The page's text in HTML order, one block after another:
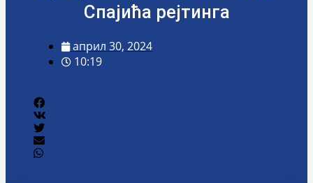
Спајића рејтинга
април 30, 2024
10:19